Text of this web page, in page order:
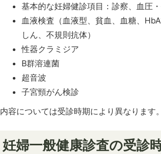
基本的な妊婦健診項目：診察、血圧
血液検査（血液型、貧血、血糖、
しん、不規則抗体）
性器クラミジア
B群溶連菌
超音波
子宮頸がん検診
内容については受診時期により異なります。
妊婦一般健康診査の受診